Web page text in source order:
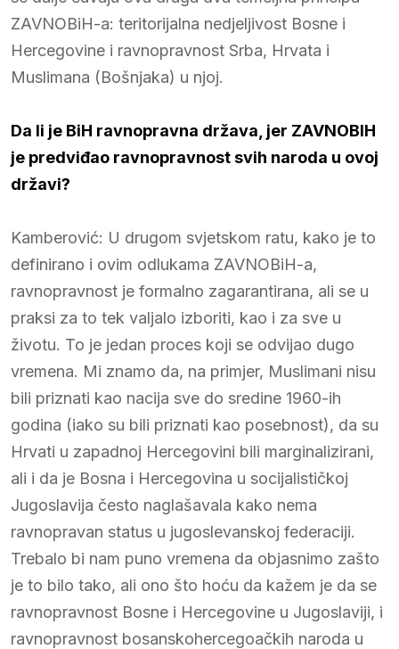
ZAVNOBiH-a: teritorijalna nedjeljivost Bosne i
Hercegovine i ravnopravnost Srba, Hrvata i
Muslimana (Bošnjaka) u njoj.
Da li je BiH ravnopravna država, jer ZAVNOBIH
je predviđao ravnopravnost svih naroda u ovoj
državi?
Kamberović: U drugom svjetskom ratu, kako je to
definirano i ovim odlukama ZAVNOBiH-a,
ravnopravnost je formalno zagarantirana, ali se u
praksi za to tek valjalo izboriti, kao i za sve u
životu. To je jedan proces koji se odvijao dugo
vremena. Mi znamo da, na primjer, Muslimani nisu
bili priznati kao nacija sve do sredine 1960-ih
godina (iako su bili priznati kao posebnost), da su
Hrvati u zapadnoj Hercegovini bili marginalizirani,
ali i da je Bosna i Hercegovina u socijalističkoj
Jugoslavija često naglašavala kako nema
ravnopravan status u jugoslevanskoj federaciji.
Trebalo bi nam puno vremena da objasnimo zašto
je to bilo tako, ali ono što hoću da kažem je da se
ravnopravnost Bosne i Hercegovine u Jugoslaviji, i
ravnopravnost bosanskohercegoačkih naroda u